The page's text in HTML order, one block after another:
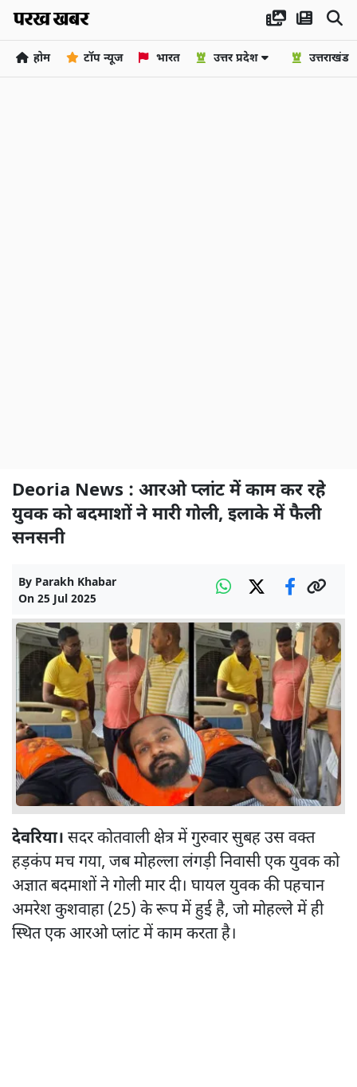
होम टॉप न्यूज भारत उत्तर प्रदेश उत्तराखंड
Deoria News : आरओ प्लांट में काम कर रहे
युवक को बदमाशों ने मारी गोली, इलाके में फैली
सनसनी
By Parakh Khabar
On 25 Jul 2025
देवरिया। सदर कोतवाली क्षेत्र में गुरुवार सुबह उस वक्त
हड़कंप मच गया, जब मोहल्ला लंगड़ी निवासी एक युवक को
अज्ञात बदमाशों ने गोली मार दी। घायल युवक की पहचान
अमरेश कुशवाहा (25) के रूप में हुई है, जो मोहल्ले में ही
स्थित एक आरओ प्लांट में काम करता है।